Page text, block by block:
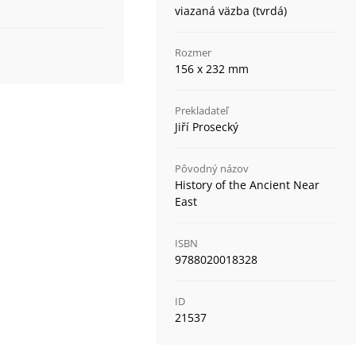
viazaná väzba (tvrdá)
Rozmer
156 x 232 mm
Prekladateľ
Jiří Prosecký
Pôvodný názov
History of the Ancient Near
East
ISBN
9788020018328
ID
21537